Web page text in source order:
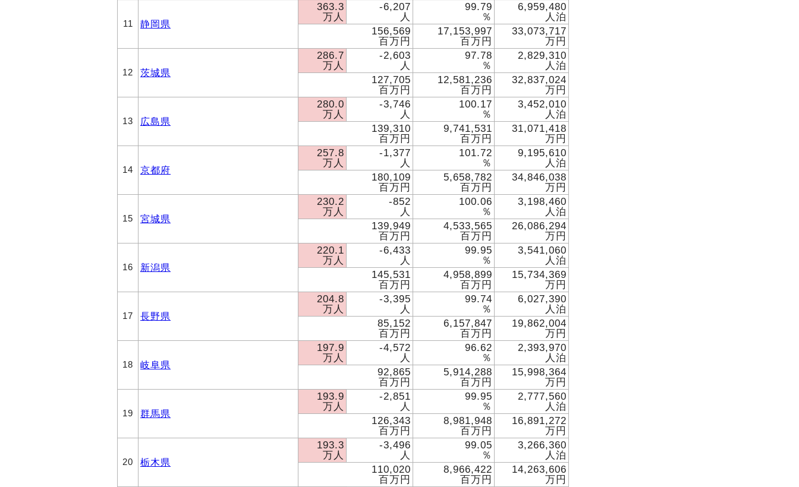
11 静岡県
363.3
万人
-6,207
人
99.79
％
6,959,480
人泊
156,569
百万円
17,153,997
百万円
33,073,717
万円
12 茨城県
286.7
万人
-2,603
人
97.78
％
2,829,310
人泊
127,705
百万円
12,581,236
百万円
32,837,024
万円
13 広島県
280.0
万人
-3,746
人
100.17
％
3,452,010
人泊
139,310
百万円
9,741,531
百万円
31,071,418
万円
14 京都府
257.8
万人
-1,377
人
101.72
％
9,195,610
人泊
180,109
百万円
5,658,782
百万円
34,846,038
万円
15 宮城県
230.2
万人
-852
人
100.06
％
3,198,460
人泊
139,949
百万円
4,533,565
百万円
26,086,294
万円
16 新潟県
220.1
万人
-6,433
人
99.95
％
3,541,060
人泊
145,531
百万円
4,958,899
百万円
15,734,369
万円
17 長野県
204.8
万人
-3,395
人
99.74
％
6,027,390
人泊
85,152
百万円
6,157,847
百万円
19,862,004
万円
18 岐阜県
197.9
万人
-4,572
人
96.62
％
2,393,970
人泊
92,865
百万円
5,914,288
百万円
15,998,364
万円
19 群馬県
193.9
万人
-2,851
人
99.95
％
2,777,560
人泊
126,343
百万円
8,981,948
百万円
16,891,272
万円
20 栃木県
193.3
万人
-3,496
人
99.05
％
3,266,360
人泊
110,020
百万円
8,966,422
百万円
14,263,606
万円